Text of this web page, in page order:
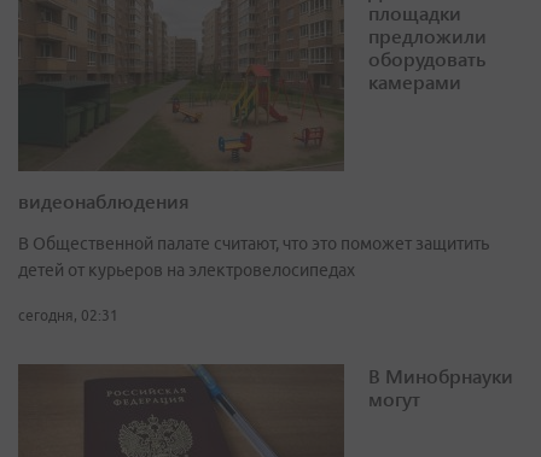
площадки
предложили
оборудовать
камерами
видеонаблюдения
В Общественной палате считают, что это поможет защитить
детей от курьеров на электровелосипедах
сегодня, 02:31
В Минобрнауки
могут